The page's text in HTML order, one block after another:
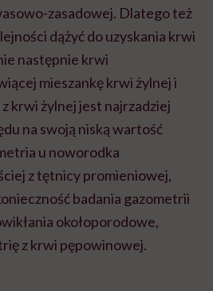
zasadowej. Dlatego też
dążyć do uzyskania krwi
następnie krwi
mieszankę krwi żylnej i
krwi żylnej jest najrzadziej
na swoją niską wartość
u noworodka
z tętnicy promieniowej,
badania gazometrii
okołoporodowe,
z krwi pępowinowej.